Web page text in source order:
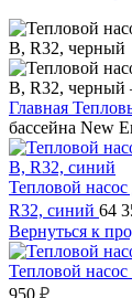
Главная
бассейна New
Тепловой
R32, синий 64
Вернуться к
Тепловой
950 ₽